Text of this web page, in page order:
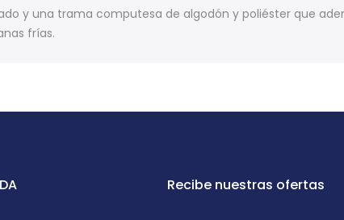
y una trama computesa de algodón y poliéster que
frías.
Recibe nuestras ofertas